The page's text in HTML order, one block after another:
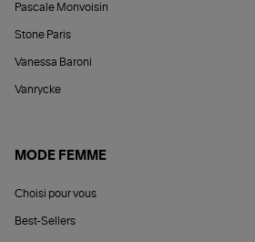
Pascale Monvoisin
Stone Paris
Vanessa Baroni
Vanrycke
MODE FEMME
Choisi pour vous
Best-Sellers